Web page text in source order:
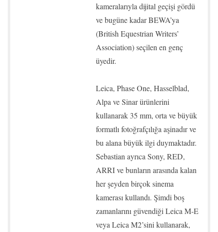
kameralarıyla dijital geçişi gördü
ve bugüne kadar BEWA’ya
(British Equestrian Writers’
Association) seçilen en genç
üyedir.
Leica, Phase One, Hasselblad,
Alpa ve Sinar ürünlerini
kullanarak 35 mm, orta ve büyük
formatlı fotoğrafçılığa aşinadır ve
bu alana büyük ilgi duymaktadır.
Sebastian ayrıca Sony, RED,
ARRI ve bunların arasında kalan
her şeyden birçok sinema
kamerası kullandı. Şimdi boş
zamanlarını güvendiği Leica M-E
veya Leica M2’sini kullanarak,